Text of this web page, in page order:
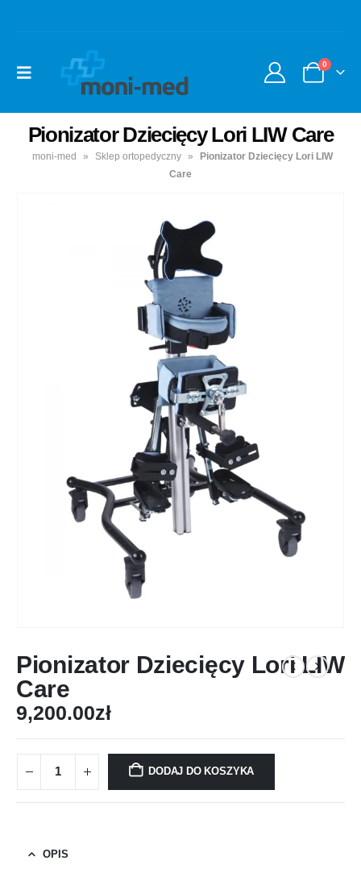
0
Pionizator Dziecięcy Lori LIW Care
moni-med » Sklep ortopedyczny »
Pionizator Dziecięcy Lori LIW
Care
Pionizator Dziecięcy Lori LIW
Care
9,200.00zł
DODAJ DO KOSZYKA
OPIS